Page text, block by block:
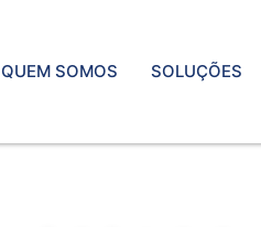
QUEM SOMOS SOLUÇÕES